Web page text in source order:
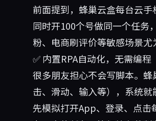
前面提到，蜂巢云盒每台云
同时开100个号做同一个任务
粉、电商刷评价等敏感场景尤
✅ 内置RPA自动化，无需编程
很多朋友担心不会写脚本。
击、滑动、输入等），系统就
先模拟打开App、登录、点